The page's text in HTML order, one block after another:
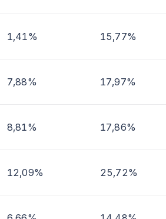
1,41% 15,77%
7,88% 17,97%
8,81% 17,86%
12,09% 25,72%